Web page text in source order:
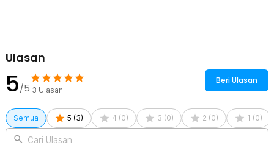
Ulasan
5/5 3 Ulasan
Beri Ulasan
Semua 5 (3) 4 (0) 3 (0) 2 (0) 1 (0)
Cari Ulasan